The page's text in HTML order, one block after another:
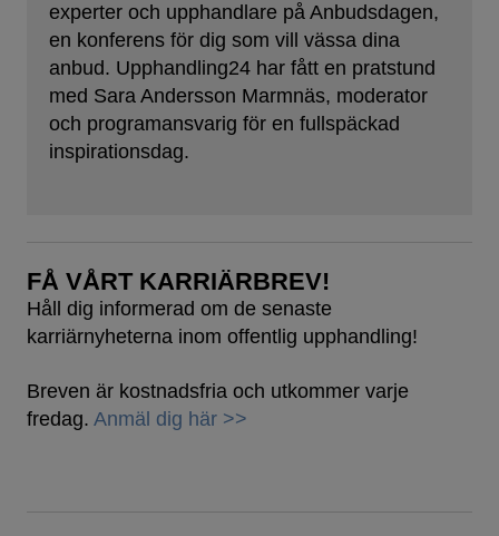
experter och upphandlare på Anbudsdagen,
en konferens för dig som vill vässa dina
anbud. Upphandling24 har fått en pratstund
med Sara Andersson Marmnäs, moderator
och programansvarig för en fullspäckad
inspirationsdag.
FÅ VÅRT KARRIÄRBREV!
Håll dig informerad om de senaste
karriärnyheterna inom offentlig upphandling!
Breven är kostnadsfria och utkommer varje
fredag. Anmäl dig här >>